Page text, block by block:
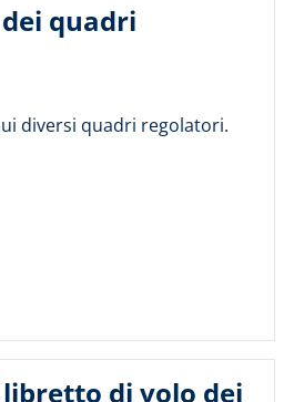
quadri
diversi quadri regolatori.
di volo dei